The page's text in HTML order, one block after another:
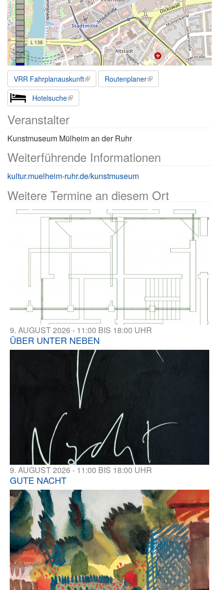
VRR Fahrplanauskunft
Routenplaner
Hotelsuche
Veranstalter
Kunstmuseum Mülheim an der Ruhr
Weiterführende Informationen
kultur.muelheim-ruhr.de/kunstmuseum
Weitere Termine an diesem Ort
9. AUGUST 2026 - 11:00 BIS 18:00 UHR
ÜBER UNTER NEBEN
9. AUGUST 2026 - 11:00 BIS 18:00 UHR
GUTE NACHT